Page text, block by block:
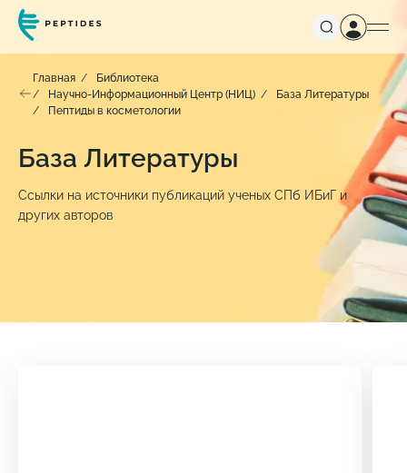
Главная
Библиотека
Научно-Информационный Центр (НИЦ)
База Литературы
Пептиды в косметологии
База Литературы
Ссылки на источники публикаций ученых СПб ИБиГ и
других авторов